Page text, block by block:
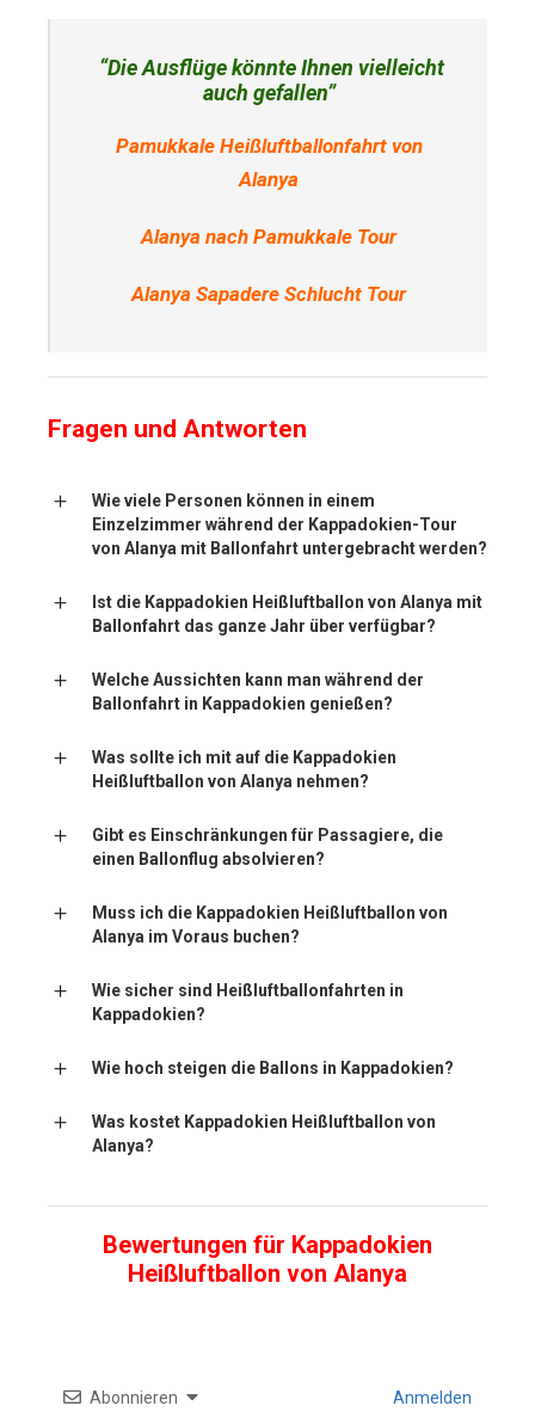
“Die Ausflüge könnte Ihnen vielleicht
auch gefallen”
Pamukkale Heißluftballonfahrt von
Alanya
Alanya nach Pamukkale Tour
Alanya Sapadere Schlucht Tour
Fragen und Antworten
Wie viele Personen können in einem
Einzelzimmer während der Kappadokien-Tour
von Alanya mit Ballonfahrt untergebracht werden?
Ist die Kappadokien Heißluftballon von Alanya mit
Ballonfahrt das ganze Jahr über verfügbar?
Welche Aussichten kann man während der
Ballonfahrt in Kappadokien genießen?
Was sollte ich mit auf die Kappadokien
Heißluftballon von Alanya nehmen?
Gibt es Einschränkungen für Passagiere, die
einen Ballonflug absolvieren?
Muss ich die Kappadokien Heißluftballon von
Alanya im Voraus buchen?
Wie sicher sind Heißluftballonfahrten in
Kappadokien?
Wie hoch steigen die Ballons in Kappadokien?
Was kostet Kappadokien Heißluftballon von
Alanya?
Bewertungen für Kappadokien
Heißluftballon von Alanya
Abonnieren Anmelden